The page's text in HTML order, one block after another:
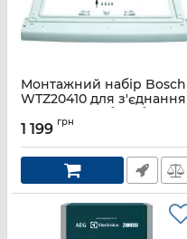
Монтажний набір Bosch
WTZ20410 для з'єднання
сушильного барабану з
пральною машиною
Артикул: WTZ20410
1 199 грн